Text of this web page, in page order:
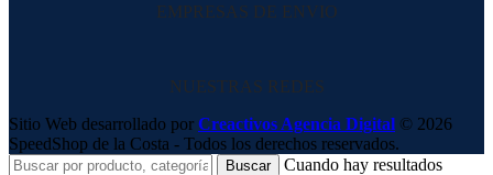
EMPRESAS DE ENVIO
NUESTRAS REDES
Sitio Web desarrollado por Creactivos Agencia Digital © 2026
SpeedShop de la Costa - Todos los derechos reservados.
Buscar
Cuando hay resultados